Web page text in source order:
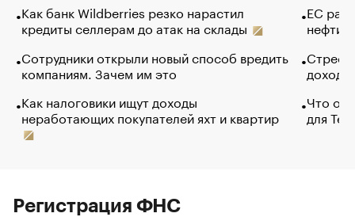
Как банк Wildberries резко нарастил
кредиты селлерам до атак на склады
Сотрудники открыли новый способ вредить
компаниям. Зачем им это
Как налоговики ищут доходы
неработающих покупателей яхт и квартир
ЕС
нефти
Что
для
Регистрация ФНС